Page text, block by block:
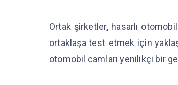
Ortak şirketler, hasarlı
ortaklaşa test etmek için
otomobil camları yenilikçi bir